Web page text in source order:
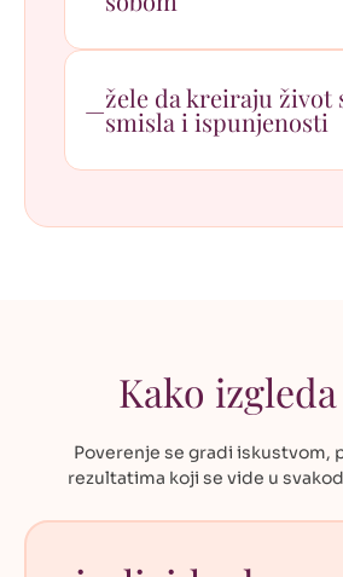
žele da kreiraju život
smisla i ispunjenosti
Kako
Poverenje se gradi iskustvom,
rezultatima koji se vide u